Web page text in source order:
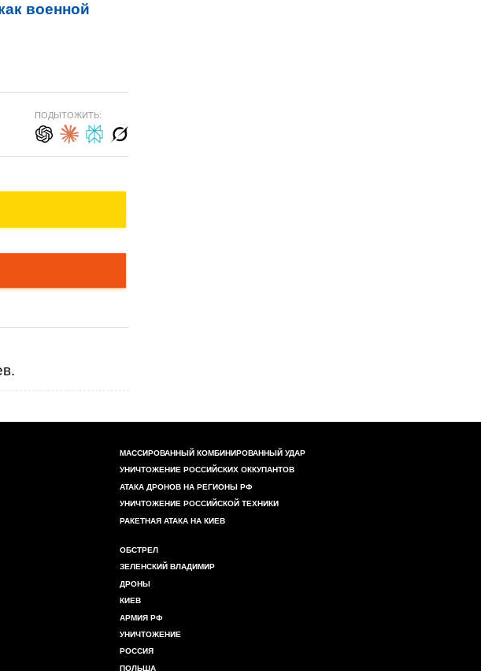
военной
ПОДЫТОЖИТЬ:
МАССИРОВАННЫЙ КОМБИНИРОВАННЫЙ УДАР
УНИЧТОЖЕНИЕ РОССИЙСКИХ ОККУПАНТОВ
АТАКА ДРОНОВ НА РЕГИОНЫ РФ
УНИЧТОЖЕНИЕ РОССИЙСКОЙ ТЕХНИКИ
РАКЕТНАЯ АТАКА НА КИЕВ
ОБСТРЕЛ
ЗЕЛЕНСКИЙ ВЛАДИМИР
ДРОНЫ
КИЕВ
АРМИЯ РФ
УНИЧТОЖЕНИЕ
РОССИЯ
ПОЛЬША